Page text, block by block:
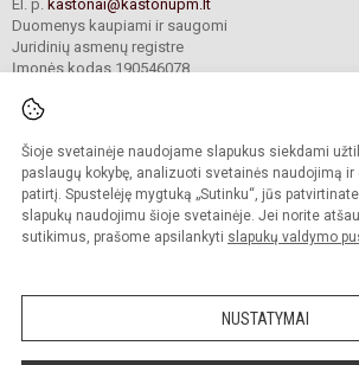
Šioje svetainėje naudojame slapukus siekdami
paslaugų kokybę, analizuoti svetainės naudojimą
patirtį. Spustelėję mygtuką „Sutinku“, jūs
slapukų naudojimu šioje svetainėje. Jei norite
sutikimus, prašome apsilankyti slapukų valdymo
NUSTATYMAI
El. p. kastonai@kastonupm.lt
Duomenys kaupiami ir saugomi
Juridinių asmenų registre
Įmonės kodas 190546078
© 2024. Biržų Kaštonų pagrindinė mokykla.
Kopijuoti turinį be raštiško įstaigos administracijos
Prieinamumo paraiška Slapukų
Sumanus būdas atnaujinti